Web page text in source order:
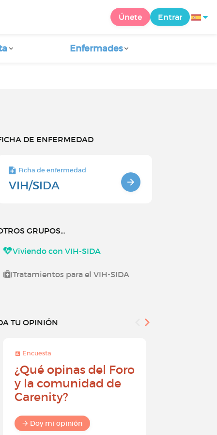
Únete Entrar
Enfermades
DE ENFERMEDAD
Ficha de enfermedad
VIH/SIDA
GRUPOS...
Viviendo con VIH-SIDA
Tratamientos para el VIH-SIDA
TU OPINIÓN
Encuesta
¿Qué opinas del Foro
y la comunidad de
Carenity?
Doy mi opinión